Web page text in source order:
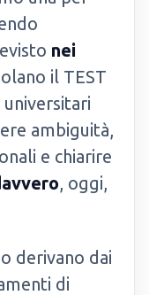
nei
il TEST
universitari
ambiguità,
e chiarire
, oggi,
derivano dai
di